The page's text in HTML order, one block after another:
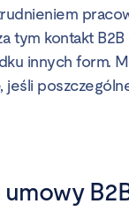
tym kontakt
innych form.